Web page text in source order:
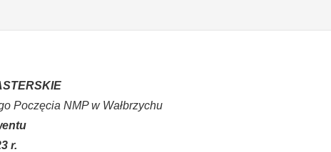
Poczęcia NMP w Wałbrzychu
r.